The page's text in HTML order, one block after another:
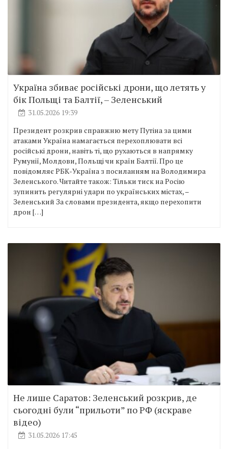
Україна збиває російські дрони, що летять у
бік Польщі та Балтії, – Зеленський
31.05.2026 19:39
Президент розкрив справжню мету Путіна за цими
атаками Україна намагається перехоплювати всі
російські дрони, навіть ті, що рухаються в напрямку
Румунії, Молдови, Польщі чи країн Балтії. Про це
повідомляє РБК-Україна з посиланням на Володимира
Зеленського. Читайте також: Тільки тиск на Росію
зупинить регулярні удари по українських містах, –
Зеленський За словами президента, якщо перехопити
дрон […]
Не лише Саратов: Зеленський розкрив, де
сьогодні були “прильоти” по РФ (яскраве
відео)
31.05.2026 17:45